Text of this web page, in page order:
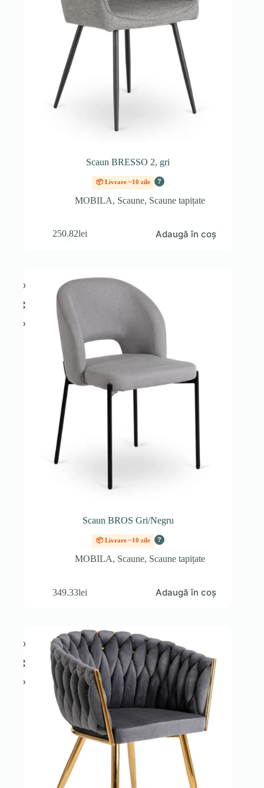
Scaun BRESSO 2, gri
📦 Livrare ~10 zile ?
MOBILA, Scaune, Scaune tapițate
250.82lei Adaugă în coș
Scaun BROS Gri/Negru
📦 Livrare ~10 zile ?
MOBILA, Scaune, Scaune tapițate
349.33lei Adaugă în coș